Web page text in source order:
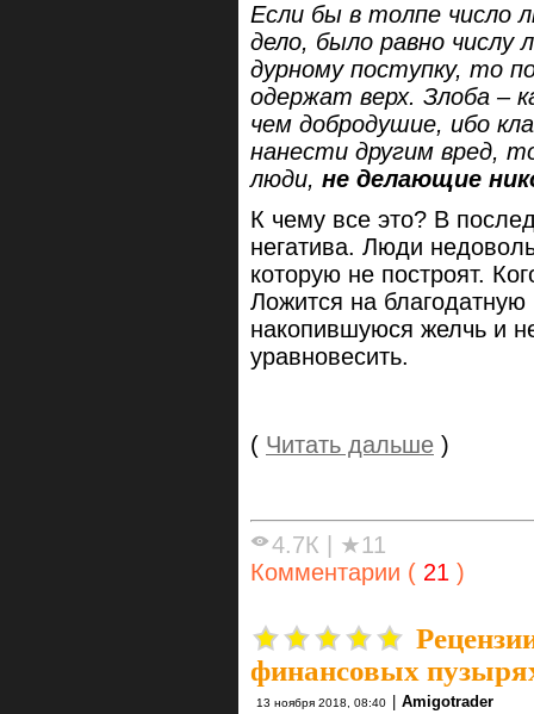
Если бы в толпе число
дело, было равно числу
дурному поступку, то
одержат верх. Злоба –
чем добродушие, ибо
нанести другим вред,
люди, не делающие
К чему все это? В
негатива. Люди
которую не построят.
Ложится на
накопившуюся желчь и
уравновесить.
( Читать дальше )
4.7К
★11
Комментарии ( 21 )
финансовых
13 ноября 2018, 08:40 Amigotrader